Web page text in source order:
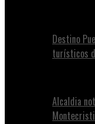
Destino
turísticos
Alcaldia
Montecristi